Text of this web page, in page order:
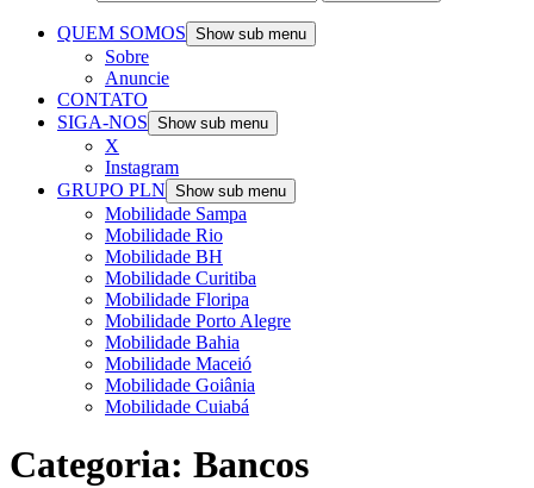
QUEM SOMOS Show sub menu
Sobre
Anuncie
CONTATO
SIGA-NOS Show sub menu
X
Instagram
GRUPO PLN Show sub menu
Mobilidade Sampa
Mobilidade Rio
Mobilidade BH
Mobilidade Curitiba
Mobilidade Floripa
Mobilidade Porto Alegre
Mobilidade Bahia
Mobilidade Maceió
Mobilidade Goiânia
Mobilidade Cuiabá
Categoria: Bancos